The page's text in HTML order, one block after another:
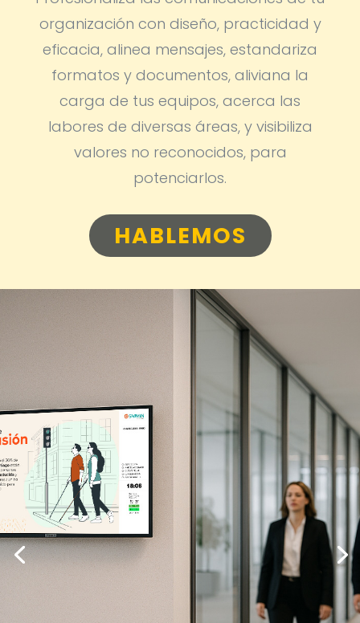
organización con diseño, practicidad y
eficacia, alinea mensajes, estandariza
formatos y documentos, aliviana la
carga de tus equipos, acerca las
labores de diversas áreas, y visibiliza
valores no reconocidos, para
potenciarlos.
HABLEMOS